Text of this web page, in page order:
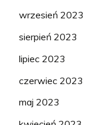
wrzesień 2023
sierpień 2023
lipiec 2023
czerwiec 2023
maj 2023